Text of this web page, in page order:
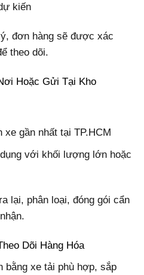
kiến
đơn hàng sẽ được xác
theo dõi.
Hoặc Gửi Tại Kho
gần nhất tại TP.HCM
với khối lượng lớn hoặc
lại, phân loại, đóng gói cẩn
Dõi Hàng Hóa
bằng xe tải phù hợp, sắp